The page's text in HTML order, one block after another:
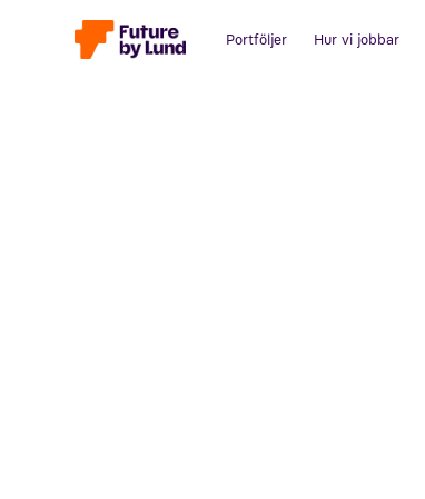
Portföljer Hur vi jobbar